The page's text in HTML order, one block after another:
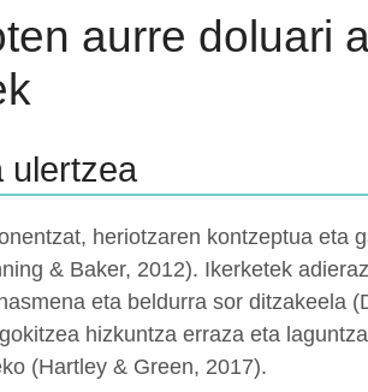
aurre doluari
ulertzea
heriotzaren kontzeptua eta
& Baker, 2012). Ikerketek
eta beldurra sor ditzakeela
hizkuntza erraza eta
(Hartley & Green, 2017).